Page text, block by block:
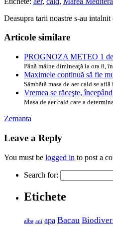
Deasupra tarii noastre s-au
Articole similare
PROGNOZA METEO 1
Până mâine dimineaţă la ora 8,
Maximele continuă să fie
Sâmbătă masa de aer cald se
Vremea se răceşte,
Masa de aer cald care a
Zemanta
Leave a Reply
You must be logged in to post a
Search for:
Etichete
alba ani apa Bacau